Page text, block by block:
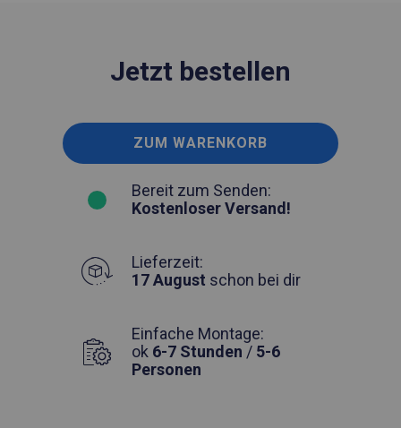
Jetzt bestellen
ZUM WARENKORB
Bereit zum Senden:
Kostenloser Versand!
Lieferzeit:
17 August schon bei dir
Einfache Montage:
ok 6-7 Stunden / 5-6
Personen